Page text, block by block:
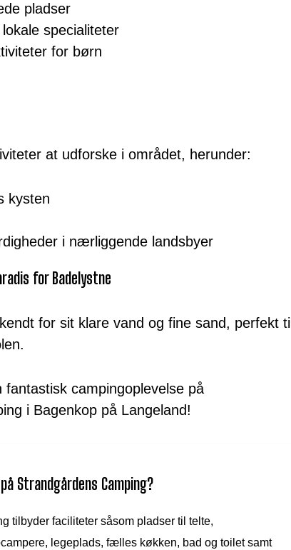
pladser
specialiteter
for børn
at udforske i området, herunder:
kysten
i nærliggende landsbyer
for Badelystne
for sit klare vand og fine sand, perfekt til
campingoplevelse på
i Bagenkop på Langeland!
Strandgårdens Camping?
tilbyder faciliteter såsom pladser til telte,
legeplads, fælles køkken, bad og toilet samt